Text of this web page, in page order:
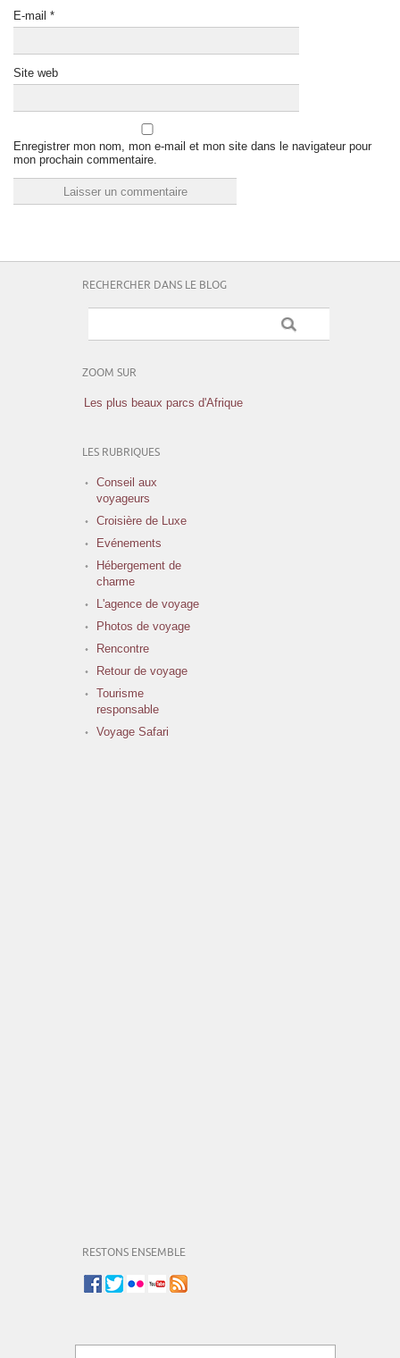
E-mail *
Site web
Enregistrer mon nom, mon e-mail et mon site dans le navigateur pour
mon prochain commentaire.
RECHERCHER DANS LE BLOG
ZOOM SUR
Les plus beaux parcs d'Afrique
LES RUBRIQUES
Conseil aux
voyageurs
Croisière de Luxe
Evénements
Hébergement de
charme
L'agence de voyage
Photos de voyage
Rencontre
Retour de voyage
Tourisme
responsable
Voyage Safari
RESTONS ENSEMBLE